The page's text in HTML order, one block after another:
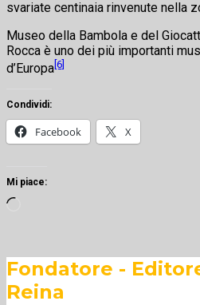
svariate centinaia rinvenute nella
Museo della Bambola e del
Rocca è uno dei più importanti
d’Europa [6]
Condividi:
Facebook X
Mi piace:
Fondatore -
Reina